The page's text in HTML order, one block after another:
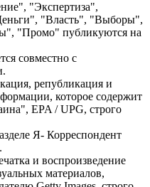
"Экспертиза",
"Власть", "Выборы",
"Промо" публикуются на
совместно с
републикация и
которое содержит
EPA / UPG, строго
Я- Корреспондент
и воспроизведение
материалов,